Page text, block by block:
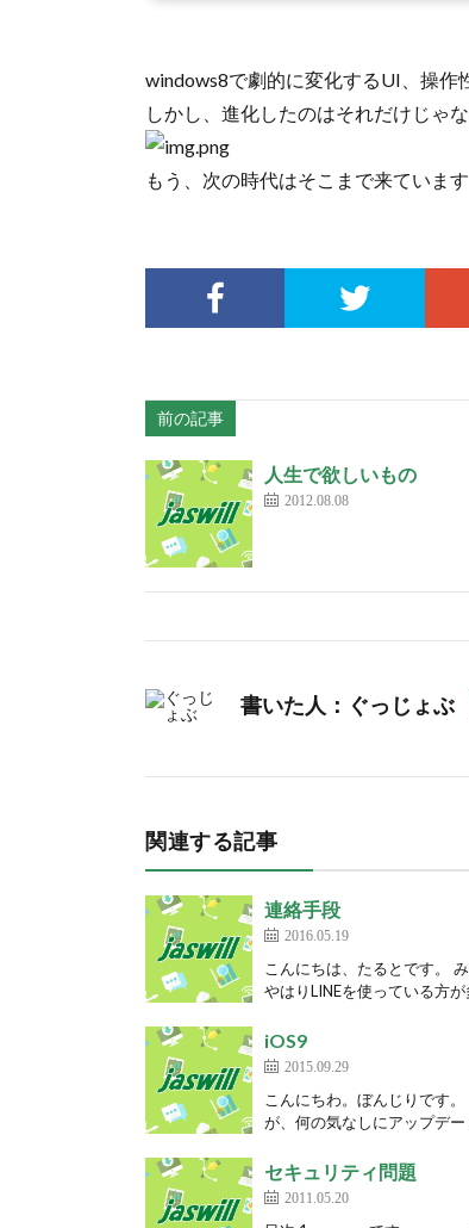
windows8で劇的に変化するUI、操作
しかし、進化したのはそれだけじゃ
もう、次の時代はそこまで来ています
前の記事
人生で欲しいもの
2012.08.08
書いた人：ぐっじょぶ
関連する記事
連絡手段
2016.05.19
こんにちは、たるとです。
やはりLINEを使っている方
iOS9
2015.09.29
こんにちわ。ぼんじりです
が、何の気なしにアップデ
セキュリティ問題
2011.05.20